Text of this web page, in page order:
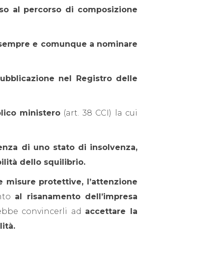
al percorso di composizione
e comunque a nominare
nel Registro delle
ministero (art. 38 CCI) la cui
di uno stato di insolvenza,
dello squilibrio.
protettive, l’attenzione
al risanamento dell’impresa
convincerli ad accettare la